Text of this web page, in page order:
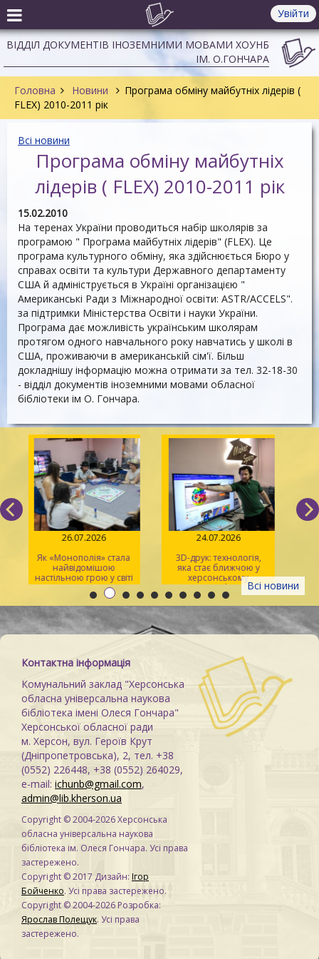
Увійти
ВІДДІЛ ДОКУМЕНТІВ ІНОЗЕМНИМИ МОВАМИ ХОУНБ
ІМ. О.ГОНЧАРА
Головна Новини
Програма обміну майбутніх лідерів (
FLEX) 2010-2011 рік
Всі новини
Програма обміну майбутніх
лідерів ( FLEX) 2010-2011 рік
15.02.2010
На теренах України проводиться набір школярів за
програмою " Програма майбутніх лідерів" (FLEX). Це
програма культурного обміну, яка здійснюється Бюро у
справах освіти та культури Державного департаменту
США й адмініструється в Україні організацією "
Американські Ради з Міжнародної освіти: ASTR/ACCELS".
за підтримки Міністерства Освіти і науки України.
Програма дає можливість українським школярам
протягом одного навчального року навчатись у школі в
США, проживаючи в американській сім'ї. Більш
докладнішу інформацію можна отримати за тел. 32-18-30
- відділ документів іноземними мовами обласної
бібліотеки ім О. Гончара.
Всі новини
26.07.2026
Як «Монополія» стала
найвідомішою
настільною грою у світі
24.07.2026
3D-друк: технологія,
яка стає ближчою у
херсонському
просторі Maker Space
Контактна інформація
Комунальний заклад "Херсонська
обласна універсальна наукова
бібліотека імені Олеся Гончара"
Херсонської обласної ради
м. Херсон, вул. Героїв Крут
(Дніпропетровська), 2, тел. +38
(0552) 226448, +38 (0552) 264029,
e-mail: ichunb@gmail.com,
admin@lib.kherson.ua
Copyright © 2004-2026 Херсонська
обласна універсальна наукова
бібліотека ім. Олеся Гончара. Усі права
застережено.
Copyright © 2017 Дизайн: Ігор
Бойченко. Усі права застережено.
Copyright © 2004-2026 Розробка:
Ярослав Полещук. Усі права
застережено.